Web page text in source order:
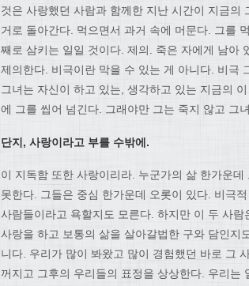
것은 사랑했던 사람과 함께한 지난 시간이 지금
거로 돌아간다. 먹으면서 과거 속에 머문다. 그를
째로 삼키는 일일 것이다. 제의. 죽은 자에게 남아
제의한다. 비극이란 막을 수 있는 게 아니다. 비극
그녀는 자신이 하고 있는, 생각하고 있는 지금의
에 그를 씹어 넘긴다. 그래야만 그는 죽지 않고 그
단지, 사랑이라고 부를 수밖에.
이 지독함 또한 사랑이리라. 누군가의 삶 한가운
못한다. 그들은 중심 한가운데 오롯이 있다. 비극
사람들이라고 욕할지도 모른다. 하지만 이 두 사
사랑을 하고 보통의 삶을 살아갈법한 구와 담인지
니다. 우리가 많이 봐왔고 많이 경험했던 바로 그
꺼지고 그후의 우리들의 표정을 상상한다. 우리는